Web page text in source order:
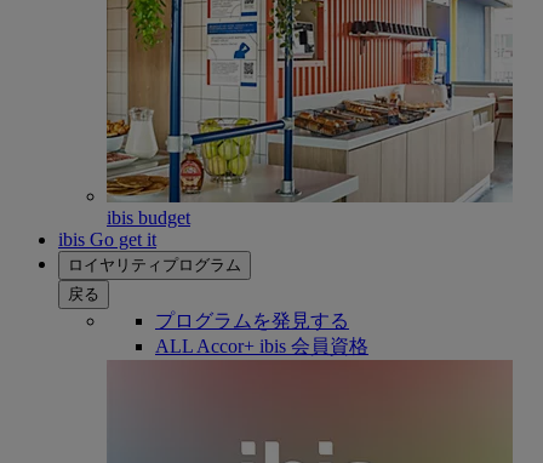
ibis budget
ibis Go get it
ロイヤリティプログラム
戻る
プログラムを発見する
ALL Accor+ ibis 会員資格